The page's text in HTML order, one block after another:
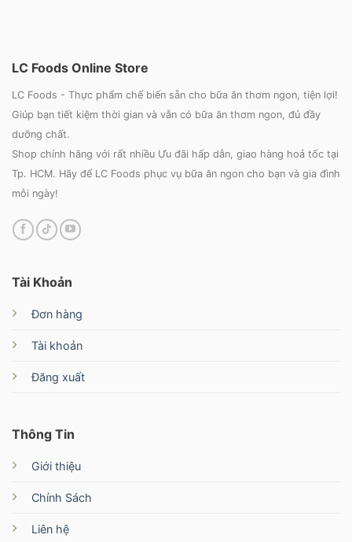
LC Foods Online Store
LC Foods - Thực phẩm chế biến sẵn cho bữa ăn thơm ngon, tiện lợi!
Giúp bạn tiết kiệm thời gian và vẫn có bữa ăn thơm ngon, đủ đầy
dưỡng chất.
Shop chính hãng với rất nhiều Ưu đãi hấp dẫn, giao hàng hoả tốc tại
Tp. HCM. Hãy để LC Foods phục vụ bữa ăn ngon cho bạn và gia đình
mỗi ngày!
Tài Khoản
Đơn hàng
Tài khoản
Đăng xuất
Thông Tin
Giới thiệu
Chính Sách
Liên hệ